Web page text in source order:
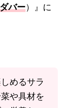
バー）』に
めるサラ
や具材を